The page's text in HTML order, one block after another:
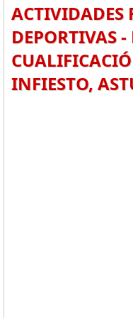
ACTIVIDADES
DEPORTIVAS
INFIESTO,